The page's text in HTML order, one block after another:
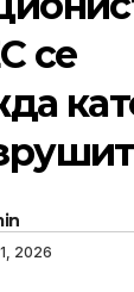
се
2026